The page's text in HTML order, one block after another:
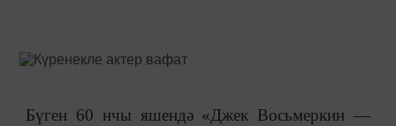
Бүген 60 нчы яшендә «Джек Восьмеркин —